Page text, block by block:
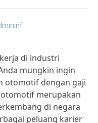
di industri
mungkin ingin
otomotif dengan gaji
merupakan
di negara
peluang karier